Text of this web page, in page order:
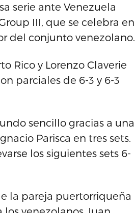
serie ante Venezuela
III, que se celebra en
del conjunto venezolano.
Rico y Lorenzo Claverie
parciales de 6-3 y 6-3
sencillo gracias a una
Parisca en tres sets.
los siguientes sets 6-
la pareja puertorriqueña